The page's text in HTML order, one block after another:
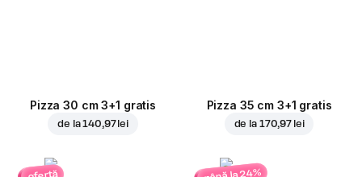
Pizza 30 cm 3+1 gratis
de la140,97 lei
Pizza 35 cm 3+1 gratis
de la 170,97 lei